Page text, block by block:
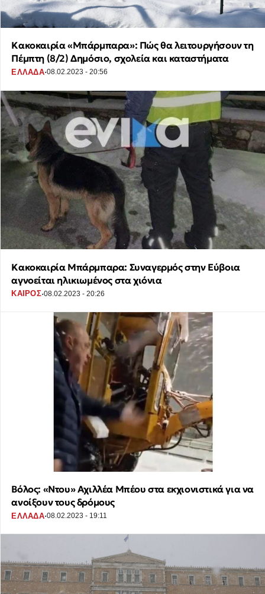
Κακοκαιρία «Μπάρμπαρα»: Πώς θα λειτουργήσουν τη
Πέμπτη (8/2) Δημόσιο, σχολεία και καταστήματα
ΕΛΛΑΔΑ·08.02.2023 - 20:56
Κακοκαιρία Μπάρμπαρα: Συναγερμός στην Εύβοια
αγνοείται ηλικιωμένος στα χιόνια
ΚΑΙΡΟΣ·08.02.2023 - 20:26
Βόλος: «Ντου» Αχιλλέα Μπέου στα εκχιονιστικά για να
ανοίξουν τους δρόμους
ΕΛΛΑΔΑ·08.02.2023 - 19:11